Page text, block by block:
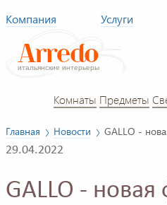
Компания Услуги
Комнаты Предметы
Главная Новости
GALLO -
29.04.2022
GALLO -